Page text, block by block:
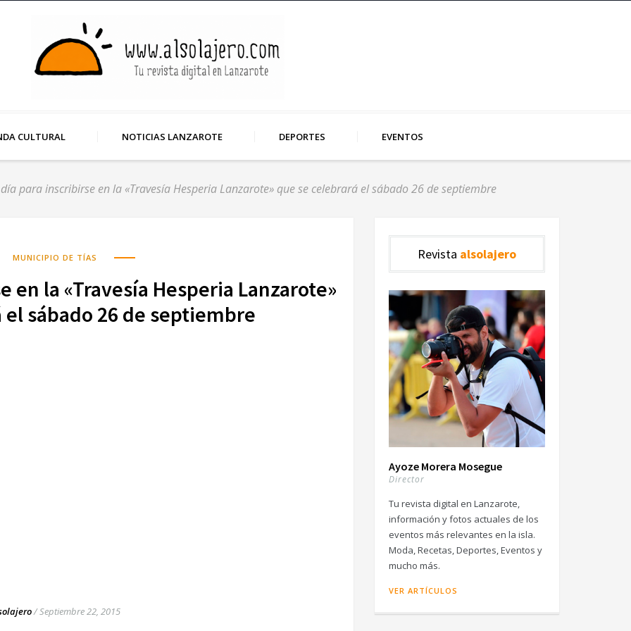
CULTURAL NOTICIAS LANZAROTE DEPORTES EVENTOS
para inscribirse en la «Travesía Hesperia Lanzarote» que se celebrará el sábado 26 de septiembre
MUNICIPIO DE TÍAS
la «Travesía Hesperia Lanzarote»
sábado 26 de septiembre
/Septiembre 22, 2015
Revista alsolajero
Ayoze Morera Mosegue
Director
Tu revista digital en Lanzarote,
información y fotos actuales de los
eventos más relevantes en la isla.
Moda, Recetas, Deportes, Eventos y
mucho más.
VER ARTÍCULOS